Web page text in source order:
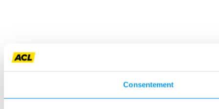
Consentement